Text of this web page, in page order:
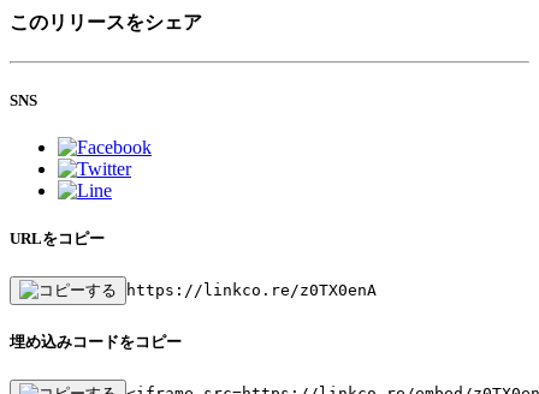
このリリースをシェア
SNS
URLをコピー
https://linkco.re/z0TX0enA
埋め込みコードをコピー